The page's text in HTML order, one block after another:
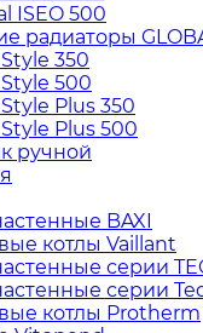
ISEO 500
радиаторы
350
500
Plus 350
Plus 500
ручной
BAXI
котлы Vaillant
серии
серии
котлы Protherm